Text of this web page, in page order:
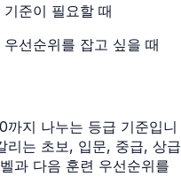
준이 필요할 때
선순위를 잡고 싶을 때
까지 나누는 등급 기준입니
리는 초보, 입문, 중급, 상급
과 다음 훈련 우선순위를